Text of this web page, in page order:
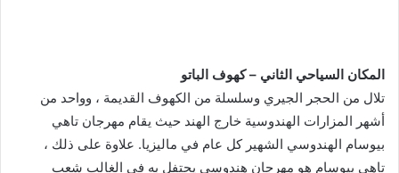
المكان السياحي الثاني – كهوف الباتو
تلال من الحجر الجيري وسلسلة من الكهوف القديمة ، وواحد من
أشهر المزارات الهندوسية خارج الهند حيث يقام مهرجان تاهي
بيوسام الهندوسي الشهير كل عام في ماليزيا. علاوة على ذلك ،
تاهي بيوسام هو مهرجان هندوسي يحتفل به في الغالب شعب